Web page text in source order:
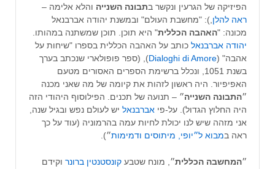
הפיזיקה של הגרעין ונקשר בתבונה השנייה והלא אלימה –
ראה להלן ,): "מחשבת העולם" ובמשנת יהודה אברבנאל
מכונה: "האהבה הכללית" היא תוכן. תוכן שמשתנה במהותו.
יהודה אברבנאל כותב על האהבה הכללית בספרו "שיחות על
אהבה" (Dialoghi di Amore), (ספר פופולארי שנכתב בערך
בשנת 1051, ונכלל ברשימת הספרים האסורים מטעם
האפיפיור. היה ראשון לזהות את קיומה של מה שאני מכנה
״התבונה השנייה״ – תנועה של תכנים. הפילוסוף היהודי הזה
היה החלוץ הגדול). על-פי אברבנאל יש לעולם נפש ובגיל שנה,
אני מזהה שיש לנו יכולת לחיות עמה בהרמוניה (עוד על כך
ראה במבוא ל״יופי, מיתוסים ודמימות״).
״המחשבה הכללית״, מונח שטבע קונסטנטין ברונר וקידם